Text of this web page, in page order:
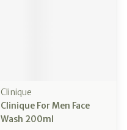
Clinique
Clinique For Men Face
Wash 200ml